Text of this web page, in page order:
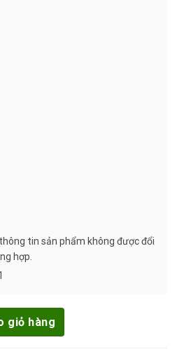
tin sản phẩm không được đổi
hợp.
Quốc hộp 1kg (2 - 3 trái) số lượng
giỏ hàng